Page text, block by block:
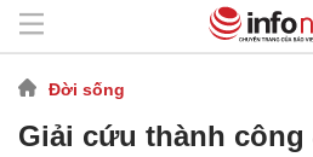
Đời sống
Giải cứu thành công